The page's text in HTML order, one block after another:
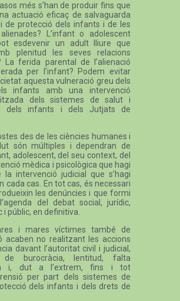
més s’han de produir fins que
actuació eficaç de salvaguarda
de protecció dels infants i de les
L’infant o adolescent
esdevenir un adult lliure que
plenitud les seves relacions
La ferida parental de l’alienació
per l’infant? Podem evitar
aquesta vulneració greu dels
infants amb una intervenció
dels sistemes de salut i
dels infants i dels Jutjats de
des de les ciències humanes i
són múltiples i dependran de
adolescent, del seu context, del
mèdica i psicològica que hagi
la intervenció judicial que s’hagi
cada cas. En tot cas, és necessari
les denúncies i que formi
del debat social, jurídic,
i públic, en definitiva.
i mares víctimes també de
acaben no realitzant les accions
davant l’autoritat civil i judicial,
de burocràcia, lentitud, falta
i, dut a l’extrem, fins i tot
per part dels sistemes de
dels infants i dels drets de